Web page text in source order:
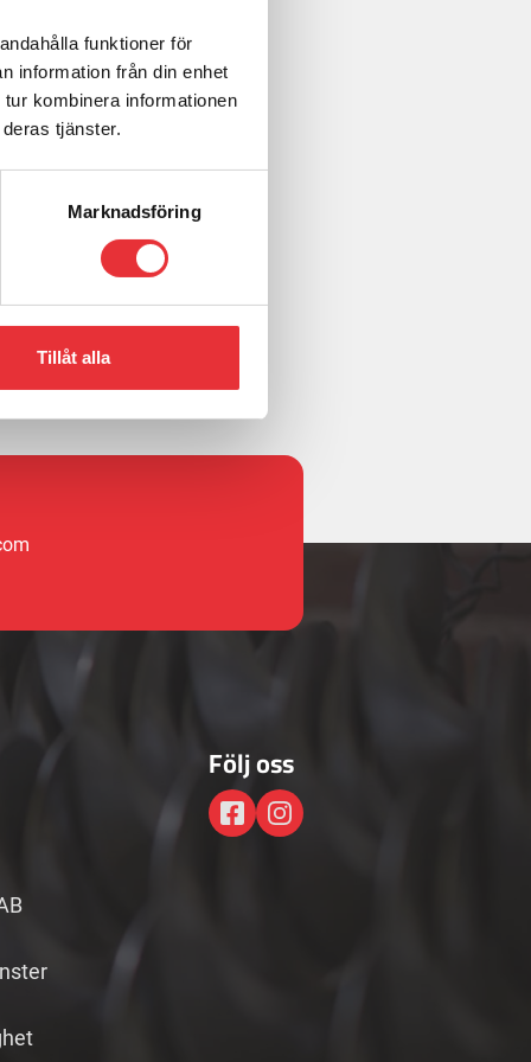
funktioner för
information från din enhet
kombinera informationen
tjänster.
Marknadsföring
Tillåt alla
Följ oss